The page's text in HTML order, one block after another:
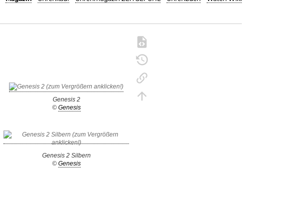
Genesis 2
© Genesis
Genesis 2 Silbern
© Genesis